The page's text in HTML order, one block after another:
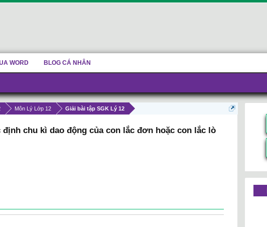
Môn Lý Lớp 12 Giải bài tập SGK Lý 12
chu kì dao động của con lắc đơn hoặc con lắc lò
WORD BLOG CÁ NHÂN